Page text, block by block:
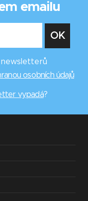
emailu
newsletterů
osobních údajů
vypadá?